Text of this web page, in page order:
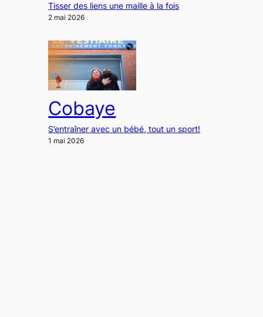
Tisser des liens une maille à la fois
2 mai 2026
Cobaye
S’entraîner avec un bébé, tout un sport!
1 mai 2026